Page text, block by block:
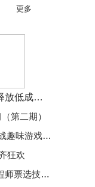
更多
招募 STM32C5 精品开发板体验官 释放低成本、低功耗、高效率开发魅力
第二期）
PI大功率门极驱动器芯片抢先看，挑战趣味游戏赢精美好礼
狂欢
2025 ELEXCON 深圳国际电子展 工程师票选技术大奖